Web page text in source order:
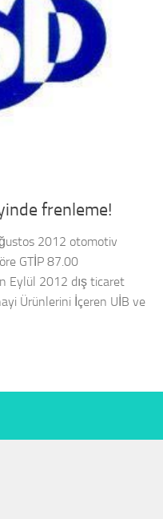
frenleme!
2012 otomotiv
GTİP 87.00
Eylül 2012 dış ticaret
Ürünlerini İçeren UİB ve